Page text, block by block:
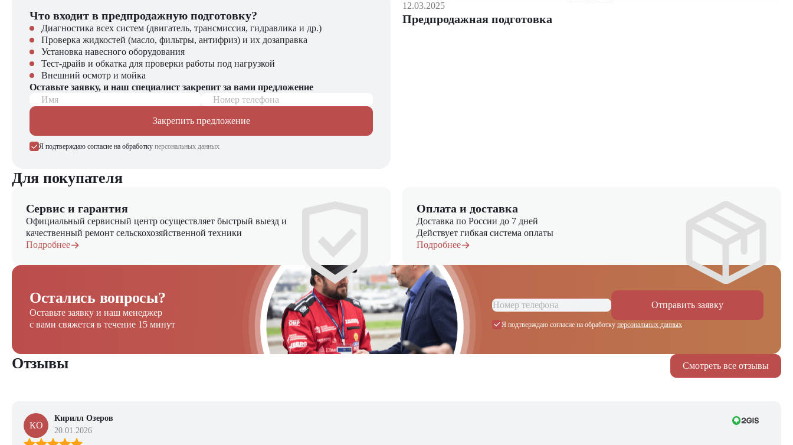
Что входит в предпродажную подготовку?
Диагностика всех систем (двигатель, трансмиссия, гидравлика и др.)
Проверка жидкостей (масло, фильтры, антифриз) и их дозаправка
Установка навесного оборудования
Тест-драйв и обкатка для проверки работы под нагрузкой
Внешний осмотр и мойка
Оставьте заявку, и наш специалист закрепит за вами предложение
Имя
Номер телефона
Закрепить предложение
Я подтверждаю согласие на обработку персональных данных
12.03.2025
Предпродажная подготовка
Для покупателя
Сервис и гарантия
Официальный сервисный центр осуществляет быстрый выезд и
качественный ремонт сельскохозяйственной техники
Подробнее
Оплата и доставка
Доставка по России до 7 дней
Действует гибкая система оплаты
Подробнее
Остались вопросы?
Оставьте заявку и наш менеджер
с вами свяжется в течение 15 минут
Отправить заявку
Я подтверждаю согласие на обработку персональных данных
Смотреть все отзывы
Отзывы
КО
Кирилл Озеров
20.01.2026